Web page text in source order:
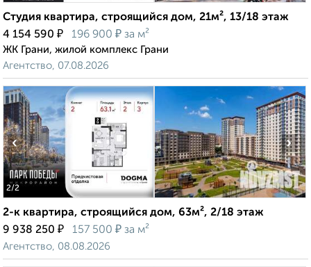
Студия квартира, строящийся дом, 21м², 13/18 этаж
4 154 590 ₽ 196 900 ₽ за м²
ЖК Грани, жилой комплекс Грани
Агентство, 07.08.2026
2/2
‹ ›
2-к квартира, строящийся дом, 63м², 2/18 этаж
9 938 250 ₽ 157 500 ₽ за м²
Агентство, 08.08.2026